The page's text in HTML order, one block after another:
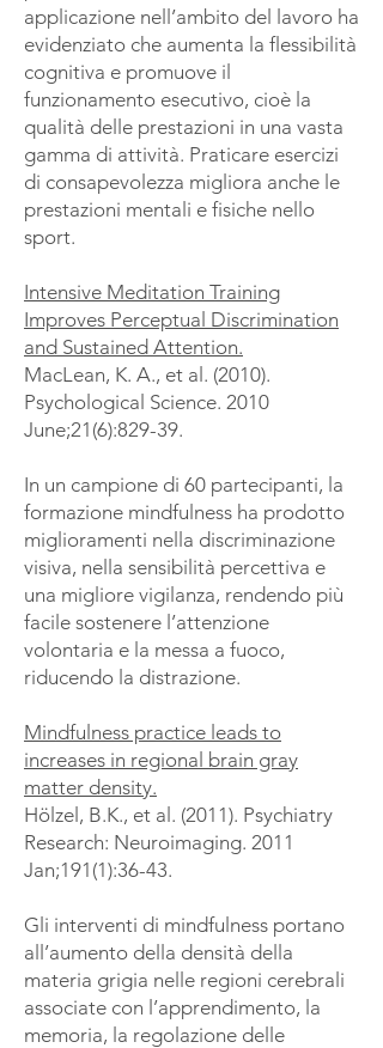
applicazione nell’ambito del lavoro ha
evidenziato che aumenta la flessibilità
cognitiva e promuove il
funzionamento esecutivo, cioè la
qualità delle prestazioni in una vasta
gamma di attività. Praticare esercizi
di consapevolezza migliora anche le
prestazioni mentali e fisiche nello
sport.
Intensive Meditation Training
Improves Perceptual Discrimination
and Sustained Attention.
MacLean, K. A., et al. (2010).
Psychological Science. 2010
June;21(6):829-39.
In un campione di 60 partecipanti, la
formazione mindfulness ha prodotto
miglioramenti nella discriminazione
visiva, nella sensibilità percettiva e
una migliore vigilanza, rendendo più
facile sostenere l’attenzione
volontaria e la messa a fuoco,
riducendo la distrazione.
Mindfulness practice leads to
increases in regional brain gray
matter density.
Hölzel, B.K., et al. (2011). Psychiatry
Research: Neuroimaging. 2011
Jan;191(1):36-43.
Gli interventi di mindfulness portano
all’aumento della densità della
materia grigia nelle regioni cerebrali
associate con l’apprendimento, la
memoria, la regolazione delle